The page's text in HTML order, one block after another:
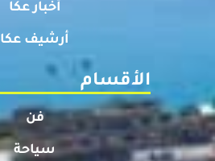
أخبار عكا
أرشيف عكا
الأقسام
فن
سياحة